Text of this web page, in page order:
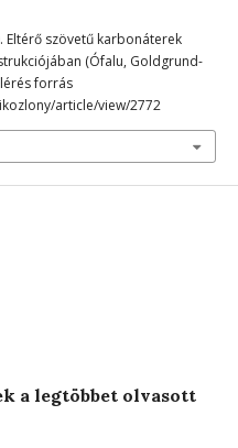
Eltérő szövetű karbonáterek
(Ófalu, Goldgrund-
forrás
article/view/2772
a legtöbbet olvasott